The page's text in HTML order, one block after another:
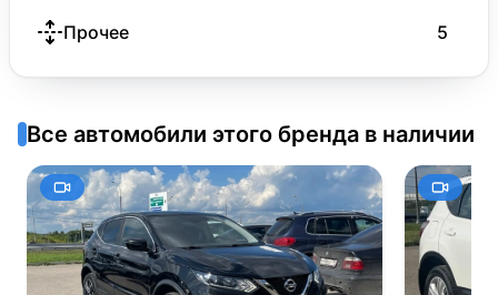
Прочее 5
Все автомобили этого бренда в наличии